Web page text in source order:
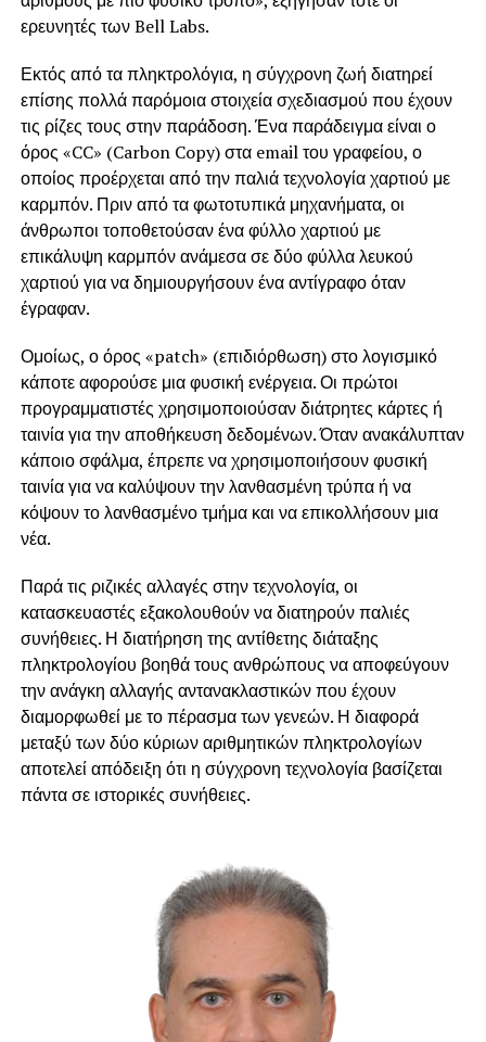
ερευνητές των Bell Labs.
Εκτός από τα πληκτρολόγια, η σύγχρονη ζωή διατηρεί
επίσης πολλά παρόμοια στοιχεία σχεδιασμού που έχουν
τις ρίζες τους στην παράδοση. Ένα παράδειγμα είναι ο
όρος «CC» (Carbon Copy) στα email του γραφείου, ο
οποίος προέρχεται από την παλιά τεχνολογία χαρτιού με
καρμπόν. Πριν από τα φωτοτυπικά μηχανήματα, οι
άνθρωποι τοποθετούσαν ένα φύλλο χαρτιού με
επικάλυψη καρμπόν ανάμεσα σε δύο φύλλα λευκού
χαρτιού για να δημιουργήσουν ένα αντίγραφο όταν
έγραφαν.
Ομοίως, ο όρος «patch» (επιδιόρθωση) στο λογισμικό
κάποτε αφορούσε μια φυσική ενέργεια. Οι πρώτοι
προγραμματιστές χρησιμοποιούσαν διάτρητες κάρτες ή
ταινία για την αποθήκευση δεδομένων. Όταν ανακάλυπταν
κάποιο σφάλμα, έπρεπε να χρησιμοποιήσουν φυσική
ταινία για να καλύψουν την λανθασμένη τρύπα ή να
κόψουν το λανθασμένο τμήμα και να επικολλήσουν μια
νέα.
Παρά τις ριζικές αλλαγές στην τεχνολογία, οι
κατασκευαστές εξακολουθούν να διατηρούν παλιές
συνήθειες. Η διατήρηση της αντίθετης διάταξης
πληκτρολογίου βοηθά τους ανθρώπους να αποφεύγουν
την ανάγκη αλλαγής αντανακλαστικών που έχουν
διαμορφωθεί με το πέρασμα των γενεών. Η διαφορά
μεταξύ των δύο κύριων αριθμητικών πληκτρολογίων
αποτελεί απόδειξη ότι η σύγχρονη τεχνολογία βασίζεται
πάντα σε ιστορικές συνήθειες.